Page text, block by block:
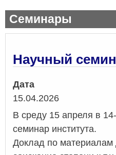
Семинары
Научный
Дата
15.04.2026
В среду 15 апреля в
семинар института.
Доклад по материалам